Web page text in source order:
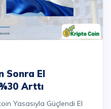
Sonra El
Arttı
Yasasıyla Güçlendi El